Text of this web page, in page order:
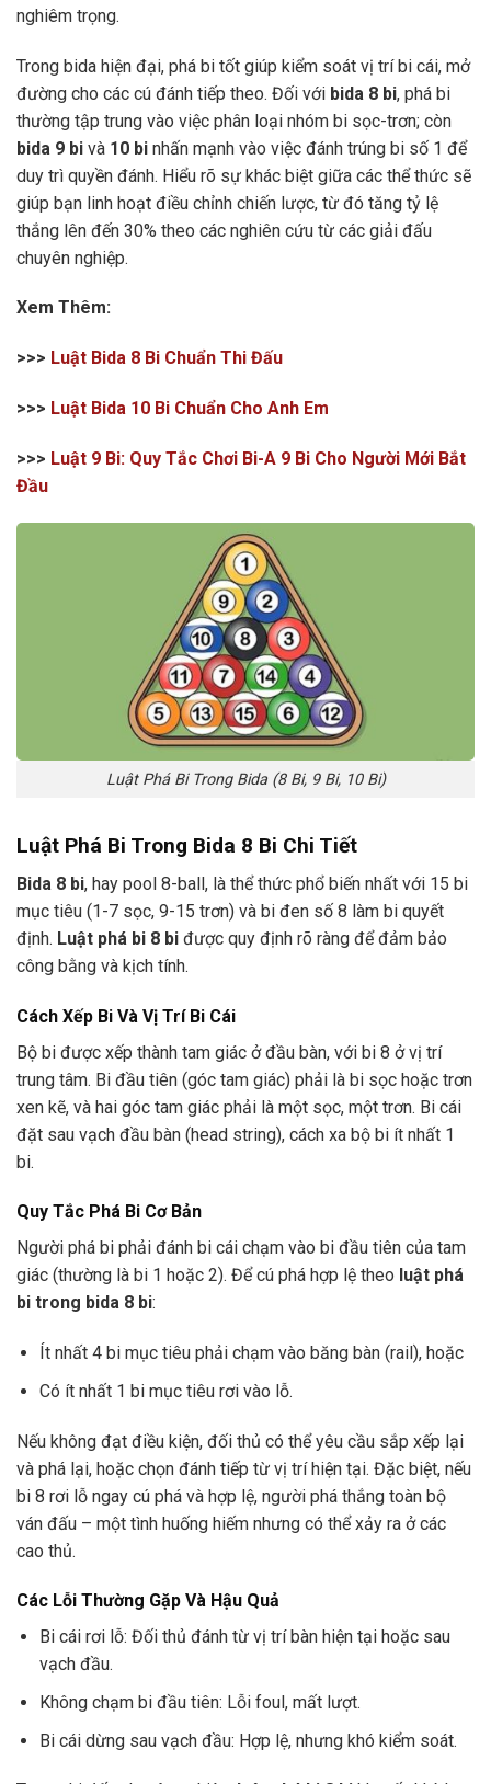
nghiêm trọng.
Trong bida hiện đại, phá bi tốt giúp kiểm soát vị trí bi cái, mở
đường cho các cú đánh tiếp theo. Đối với bida 8 bi, phá bi
thường tập trung vào việc phân loại nhóm bi sọc-trơn; còn
bida 9 bi và 10 bi nhấn mạnh vào việc đánh trúng bi số 1 để
duy trì quyền đánh. Hiểu rõ sự khác biệt giữa các thể thức sẽ
giúp bạn linh hoạt điều chỉnh chiến lược, từ đó tăng tỷ lệ
thắng lên đến 30% theo các nghiên cứu từ các giải đấu
chuyên nghiệp.
Xem Thêm:
>>> Luật Bida 8 Bi Chuẩn Thi Đấu
>>> Luật Bida 10 Bi Chuẩn Cho Anh Em
>>> Luật 9 Bi: Quy Tắc Chơi Bi-A 9 Bi Cho Người Mới Bắt
Đầu
Luật Phá Bi Trong Bida (8 Bi, 9 Bi, 10 Bi)
Luật Phá Bi Trong Bida 8 Bi Chi Tiết
Bida 8 bi, hay pool 8-ball, là thể thức phổ biến nhất với 15 bi
mục tiêu (1-7 sọc, 9-15 trơn) và bi đen số 8 làm bi quyết
định. Luật phá bi 8 bi được quy định rõ ràng để đảm bảo
công bằng và kịch tính.
Cách Xếp Bi Và Vị Trí Bi Cái
Bộ bi được xếp thành tam giác ở đầu bàn, với bi 8 ở vị trí
trung tâm. Bi đầu tiên (góc tam giác) phải là bi sọc hoặc trơn
xen kẽ, và hai góc tam giác phải là một sọc, một trơn. Bi cái
đặt sau vạch đầu bàn (head string), cách xa bộ bi ít nhất 1
bi.
Quy Tắc Phá Bi Cơ Bản
Người phá bi phải đánh bi cái chạm vào bi đầu tiên của tam
giác (thường là bi 1 hoặc 2). Để cú phá hợp lệ theo luật phá
bi trong bida 8 bi:
Ít nhất 4 bi mục tiêu phải chạm vào băng bàn (rail), hoặc
Có ít nhất 1 bi mục tiêu rơi vào lỗ.
Nếu không đạt điều kiện, đối thủ có thể yêu cầu sắp xếp lại
và phá lại, hoặc chọn đánh tiếp từ vị trí hiện tại. Đặc biệt, nếu
bi 8 rơi lỗ ngay cú phá và hợp lệ, người phá thắng toàn bộ
ván đấu – một tình huống hiếm nhưng có thể xảy ra ở các
cao thủ.
Các Lỗi Thường Gặp Và Hậu Quả
Bi cái rơi lỗ: Đối thủ đánh từ vị trí bàn hiện tại hoặc sau
vạch đầu.
Không chạm bi đầu tiên: Lỗi foul, mất lượt.
Bi cái dừng sau vạch đầu: Hợp lệ, nhưng khó kiểm soát.